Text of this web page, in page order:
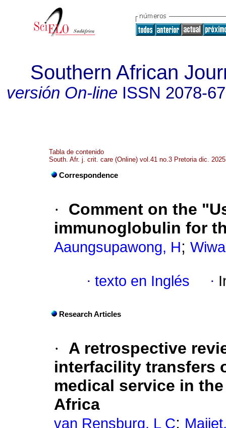
Southern African
versión On-lineISSN 2078-
Tabla de contenido
South. Afr. j. crit. care (Online) vol.41 no.3 Pretoria dic. 2025
Correspondence
·
Comment on the
immunoglobulin for
Aaungsupawong, H;
· texto en Inglés ·
Research Articles
·
A retrospective
interfacility transfers
medical service in
Africa
van Rensburg, L C;